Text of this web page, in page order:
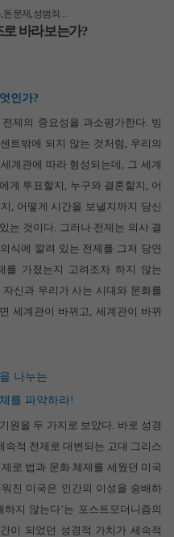
,돈 문제 ,성범죄…
로 바라보는가?
인가?
제의 중요성을 과소평가한다. 빙
트밖에 되지 않는 것처럼
우리의
계관에 따라 형성되는데
그 세계
게 투표할지 누구와 결혼할지
어
어떻게 시간을 보낼지까지 당신
는 것이다 그러나 전제는 의사 결
식에 깔려 있는 전제를 그저 당연
를 가졌는지 고려조차 하지 않는
신과 우리가 사는 시대와 문화를
세계관이 바뀌고
세계관이 바뀌
나누는
를 파악하라!
원을 두 가지로 보았다 바로 성경
적 전제로 대변되는 고대 그리스
로 법과 문화 체제를 세웠던 미국
진 미국은 인간의 이성을 숭배하
하지 않는다’는 포스트모더니즘의
이 되었던 성경적 가치가 세속적